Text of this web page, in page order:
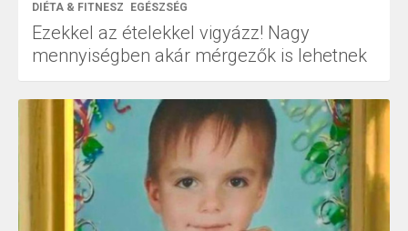
DIÉTA & FITNESZ EGÉSZSÉG
Ezekkel az ételekkel vigyázz! Nagy
mennyiségben akár mérgezők is lehetnek